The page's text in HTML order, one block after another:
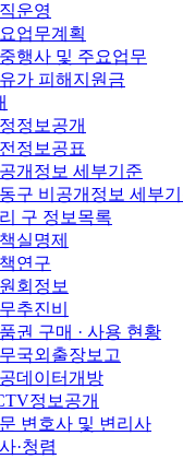
운영
업무계획
행사 및 주요업무
가 피해지원금
정보공개
정보공표
개정보 세부기준
구 비공개정보 세부기
구 정보목록
실명제
연구
회정보
추진비
권 구매 · 사용 현황
국외출장보고
데이터개방
정보공개
변호사 및 변리사
·청렴